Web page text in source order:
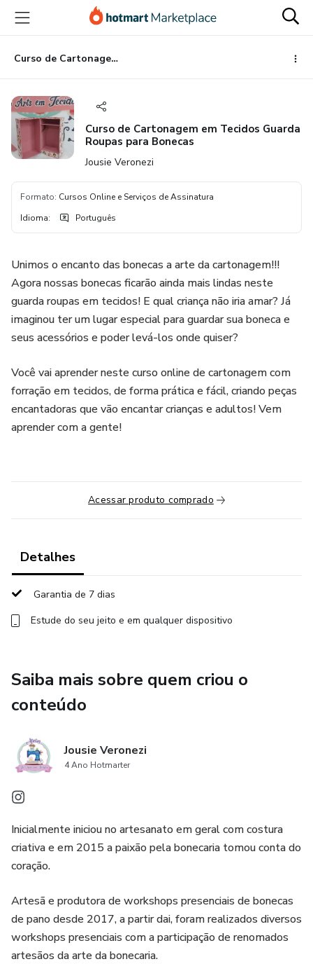
para
conteúdo
principal
para
pagamento
para
rodapé
Curso de Cartonagem em Tecidos Guarda Roupas para Bonecas
Curso de Cartonagem em Tecidos Guarda
Roupas para Bonecas
Jousie Veronezi
Formato: Cursos Online e Serviços de Assinatura
Idioma: Português
Unimos o encanto das bonecas a arte da cartonagem!!!
Agora nossas bonecas ficarão ainda mais lindas neste
guarda roupas em tecidos! E qual criança não iria amar? Já
imaginou ter um lugar especial para guardar sua boneca e
seus acessórios e poder levá-los onde quiser?
Você vai aprender neste curso online de cartonagem com
forração em tecidos, de forma prática e fácil, criando peças
encantadoras que vão encantar crianças e adultos! Vem
aprender com a gente!
Acessar produto comprado
Detalhes
Garantia de 7 dias
Estude do seu jeito e em qualquer dispositivo
Saiba mais sobre quem criou o
conteúdo
Jousie Veronezi
4 Ano Hotmarter
Inicialmente iniciou no artesanato em geral com costura
criativa e em 2015 a paixão pela bonecaria tomou conta do
coração.
Artesã e produtora de workshops presenciais de bonecas
de pano desde 2017, a partir dai, foram realizados diversos
workshops presenciais com a participação de renomados
artesãos da arte da bonecaria.